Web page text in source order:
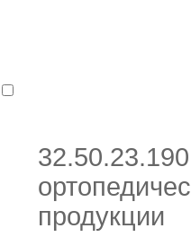
продукции